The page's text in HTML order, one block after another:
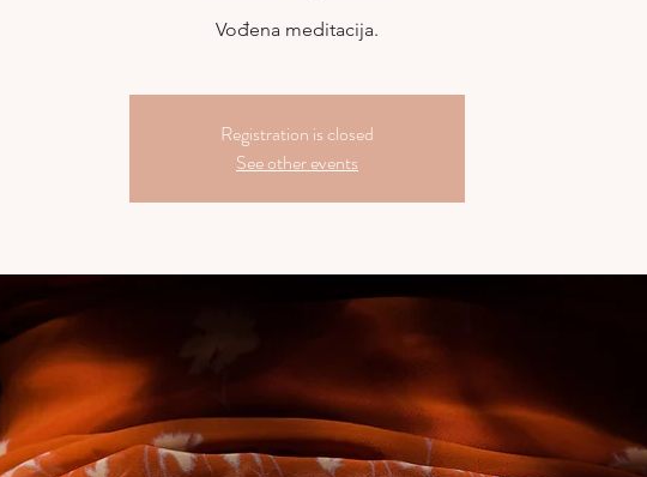
Vođena meditacija.
Registration is closed
See other events